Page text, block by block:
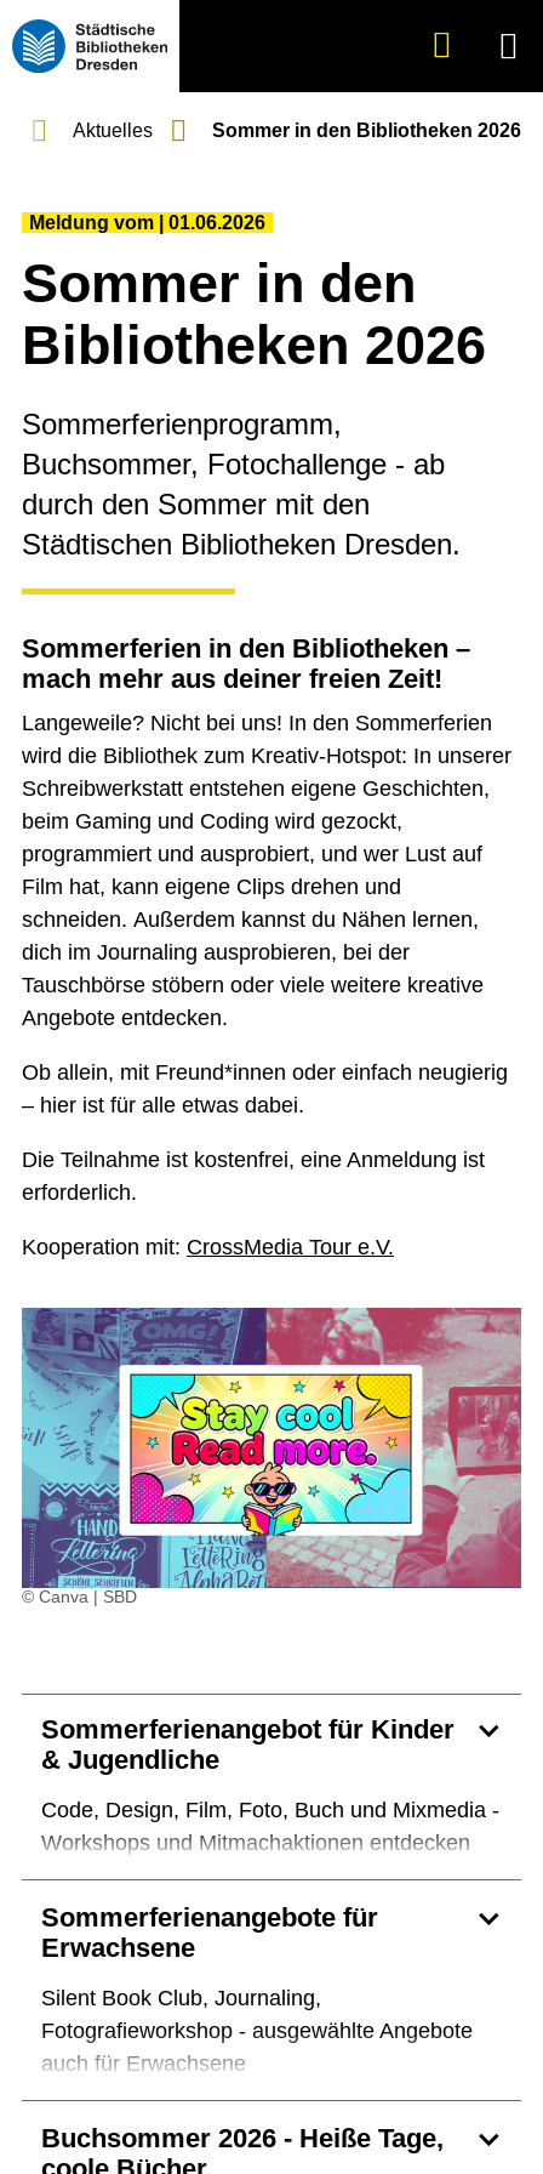
Suche
Menü
Aktuelles Sommer in den Bibliotheken 2026
Meldung vom 01.06.2026
Sommer in den
Bibliotheken 2026
Sommerferienprogramm,
Buchsommer, Fotochallenge - ab
durch den Sommer mit den
Städtischen Bibliotheken Dresden.
© Canva | SBD
Sommerferien in den Bibliotheken –
mach mehr aus deiner freien Zeit!
Langeweile? Nicht bei uns! In den Sommerferien
wird die Bibliothek zum Kreativ-Hotspot: In unserer
Schreibwerkstatt entstehen eigene Geschichten,
beim Gaming und Coding wird gezockt,
programmiert und ausprobiert, und wer Lust auf
Film hat, kann eigene Clips drehen und
schneiden. Außerdem kannst du Nähen lernen,
dich im Journaling ausprobieren, bei der
Tauschbörse stöbern oder viele weitere kreative
Angebote entdecken.
Ob allein, mit Freund*innen oder einfach neugierig
– hier ist für alle etwas dabei.
Die Teilnahme ist kostenfrei, eine Anmeldung ist
erforderlich.
Kooperation mit: CrossMedia Tour e.V.
Sommerferienangebot für Kinder
& Jugendliche
Code, Design, Film, Foto, Buch und Mixmedia -
Workshops und Mitmachaktionen entdecken
Sommerferienangebote für
Erwachsene
Silent Book Club, Journaling,
Fotografieworkshop - ausgewählte Angebote
auch für Erwachsene
Buchsommer 2026 - Heiße Tage,